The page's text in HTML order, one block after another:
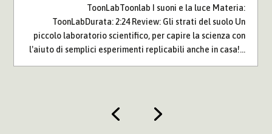
ToonLabToonlab I suoni e la luce Materia:
ToonLabDurata: 2:24 Review: Gli strati del suolo Un
piccolo laboratorio scientifico, per capire la scienza con
l'aiuto di semplici esperimenti replicabili anche in casa!...